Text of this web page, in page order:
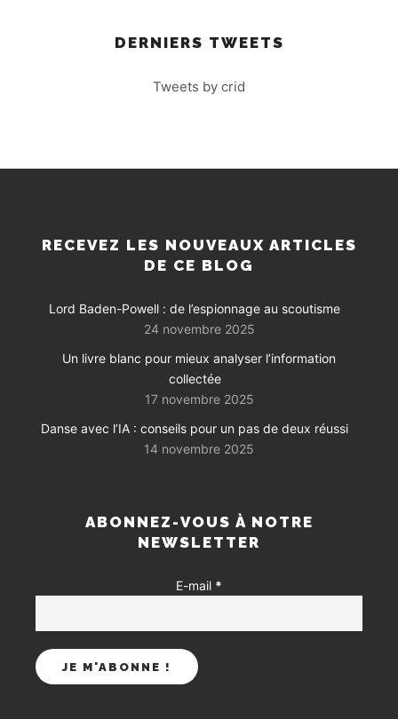
DERNIERS TWEETS
Tweets by crid
RECEVEZ LES NOUVEAUX ARTICLES
DE CE BLOG
Lord Baden-Powell : de l’espionnage au scoutisme
24 novembre 2025
Un livre blanc pour mieux analyser l’information
collectée
17 novembre 2025
Danse avec l’IA : conseils pour un pas de deux réussi
14 novembre 2025
ABONNEZ-VOUS À NOTRE
NEWSLETTER
E-mail *